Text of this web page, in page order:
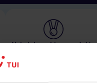
Największe biuro podróży